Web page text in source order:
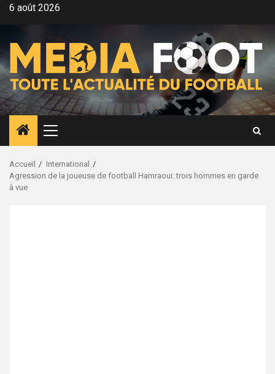
Aller6 août 2026
Menu
principal
Accueil
International
Agression de la joueuse de football Hamraoui: trois hommes en garde
à vue